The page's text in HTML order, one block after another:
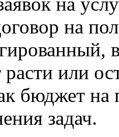
на
расти или
бюджет
задач.